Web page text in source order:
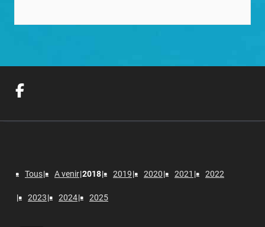
Tous A venir 2018 2019 2020 2021 2022
2023 2024 2025